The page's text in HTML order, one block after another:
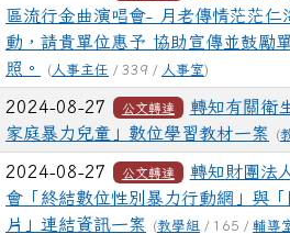
區流行金曲演唱會- 月老傳情茫茫仁
動，請貴單位惠予 協助宣傳並鼓勵
照。
( 人事主任 / 339 / 人事室)
2024-08-27 公文轉達
轉知有關衛
家庭暴力兒童」數位學習教材一案
(
2024-08-27 公文轉達
轉知財團法
會「終結數位性別暴力行動網」與
片」連結資訊一案
(教學組 / 165 / 輔導